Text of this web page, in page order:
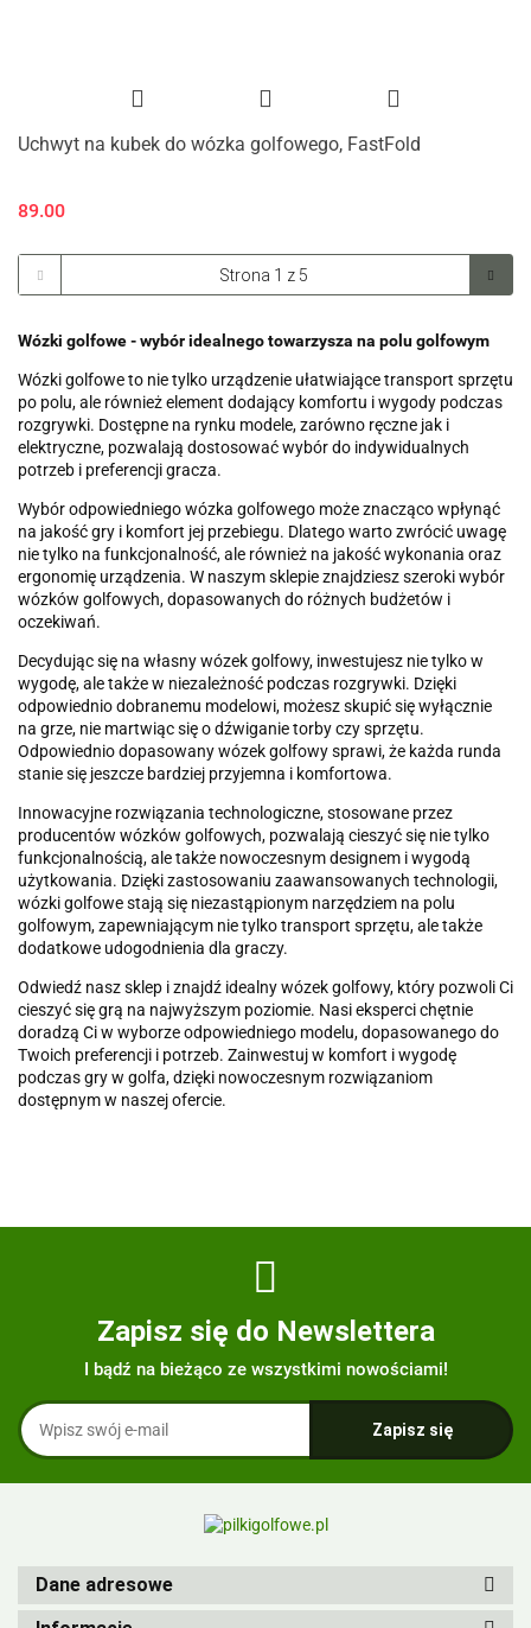
Uchwyt na kubek do wózka golfowego, FastFold
89.00
Wózki golfowe - wybór idealnego towarzysza na polu golfowym
Wózki golfowe to nie tylko urządzenie ułatwiające transport sprzętu
po polu, ale również element dodający komfortu i wygody podczas
rozgrywki. Dostępne na rynku modele, zarówno ręczne jak i
elektryczne, pozwalają dostosować wybór do indywidualnych
potrzeb i preferencji gracza.
Wybór odpowiedniego wózka golfowego może znacząco wpłynąć
na jakość gry i komfort jej przebiegu. Dlatego warto zwrócić uwagę
nie tylko na funkcjonalność, ale również na jakość wykonania oraz
ergonomię urządzenia. W naszym sklepie znajdziesz szeroki wybór
wózków golfowych, dopasowanych do różnych budżetów i
oczekiwań.
Decydując się na własny wózek golfowy, inwestujesz nie tylko w
wygodę, ale także w niezależność podczas rozgrywki. Dzięki
odpowiednio dobranemu modelowi, możesz skupić się wyłącznie
na grze, nie martwiąc się o dźwiganie torby czy sprzętu.
Odpowiednio dopasowany wózek golfowy sprawi, że każda runda
stanie się jeszcze bardziej przyjemna i komfortowa.
Innowacyjne rozwiązania technologiczne, stosowane przez
producentów wózków golfowych, pozwalają cieszyć się nie tylko
funkcjonalnością, ale także nowoczesnym designem i wygodą
użytkowania. Dzięki zastosowaniu zaawansowanych technologii,
wózki golfowe stają się niezastąpionym narzędziem na polu
golfowym, zapewniającym nie tylko transport sprzętu, ale także
dodatkowe udogodnienia dla graczy.
Odwiedź nasz sklep i znajdź idealny wózek golfowy, który pozwoli Ci
cieszyć się grą na najwyższym poziomie. Nasi eksperci chętnie
doradzą Ci w wyborze odpowiedniego modelu, dopasowanego do
Twoich preferencji i potrzeb. Zainwestuj w komfort i wygodę
podczas gry w golfa, dzięki nowoczesnym rozwiązaniom
dostępnym w naszej ofercie.
Zapisz się do Newslettera
I bądź na bieżąco ze wszystkimi nowościami!
Dane adresowe